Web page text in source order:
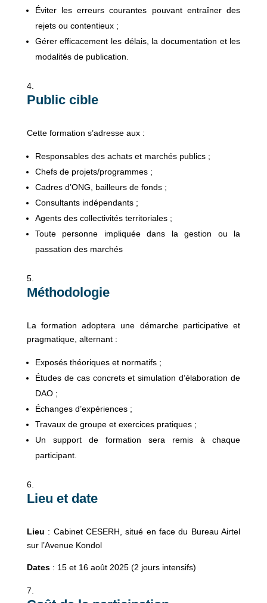
Éviter les erreurs courantes pouvant entraîner des
rejets ou contentieux ;
Gérer efficacement les délais, la documentation et les
modalités de publication.
Public cible
Cette formation s’adresse aux :
Responsables des achats et marchés publics ;
Chefs de projets/programmes ;
Cadres d’ONG, bailleurs de fonds ;
Consultants indépendants ;
Agents des collectivités territoriales ;
Toute personne impliquée dans la gestion ou la
passation des marchés
Méthodologie
La formation adoptera une démarche participative et
pragmatique, alternant :
Exposés théoriques et normatifs ;
Études de cas concrets et simulation d’élaboration de
DAO ;
Échanges d’expériences ;
Travaux de groupe et exercices pratiques ;
Un support de formation sera remis à chaque
participant.
Lieu et date
Lieu : Cabinet CESERH, situé en face du Bureau Airtel
sur l’Avenue Kondol
Dates : 15 et 16 août 2025 (2 jours intensifs)